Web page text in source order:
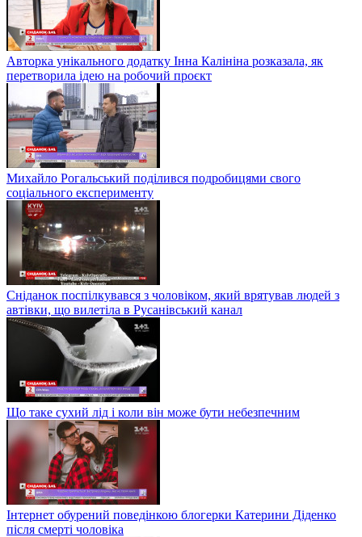
Авторка унікального додатку Інна Калініна розказала, як
перетворила ідею на робочий проєкт
Михайло Рогальський поділився подробицями свого
соціального експерименту
Сніданок поспілкувався з чоловіком, який врятував людей з
автівки, що вилетіла в Русанівський канал
Що таке сухий лід і коли він може бути небезпечним
Інтернет обурений поведінкою блогерки Катерини Діденко
після смерті чоловіка